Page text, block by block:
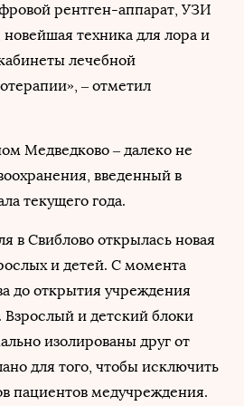
рентген-аппарат, УЗИ
новейшая техника для лора и
лечебной
– отметил
Медведково – далеко не
введенный в
текущего года.
в Свиблово открылась новая
и детей. С момента
до открытия учреждения
Взрослый и детский блоки
изолированы друг от
для того, чтобы исключить
пациентов медучреждения.